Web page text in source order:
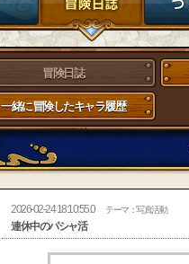
冒険日誌
一緒に冒険したキャラ履歴
2026-02-24 18:10:55.0 テーマ：写真活動
連休中のパシャ活